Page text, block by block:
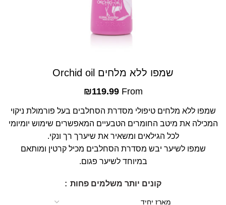
שמפו ללא מלחים Orchid oil
From
₪119.99
שמפו ללא מלחים טיפולי מסדרת הסחלבים בעל פורמולת ניקוי
המכילה את מיטב החומרים הטבעיים המאפשרים שימוש יומיומי
לכל הגילאים ומשאיר את שיערך רך ונקי.
שמפו לשיער יבש מסדרת הסחלבים מכיל קרטין ומותאם
במיוחד לשיער פגום.
קונים יותר משלמים פחות